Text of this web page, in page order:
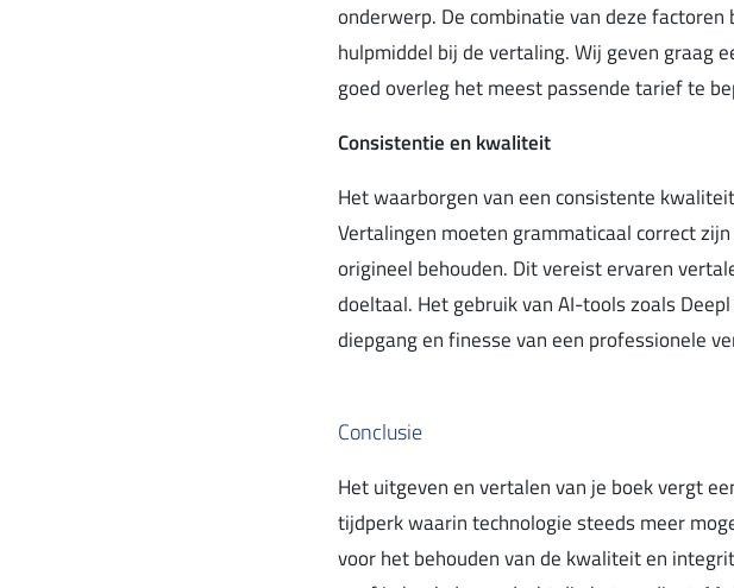
onderwerp. De combinatie van deze
hulpmiddel bij de vertaling. Wij geven graag
goed overleg het meest passende tarief te
Consistentie en kwaliteit
Het waarborgen van een consistente
Vertalingen moeten grammaticaal correct
origineel behouden. Dit vereist ervaren
doeltaal. Het gebruik van AI-tools zoals
diepgang en finesse van een professionele
Conclusie
Het uitgeven en vertalen van je boek vergt
tijdperk waarin technologie steeds meer
voor het behouden van de kwaliteit en